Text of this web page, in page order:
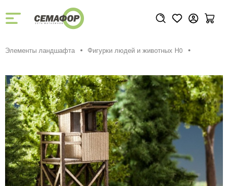
Элементы ландшафта Фигурки людей и животных H0